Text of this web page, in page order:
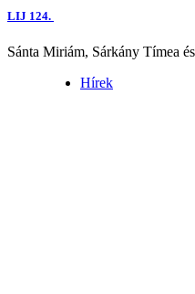
LIJ 124.
Sánta Miriám, Sárkány Tímea
Hírek